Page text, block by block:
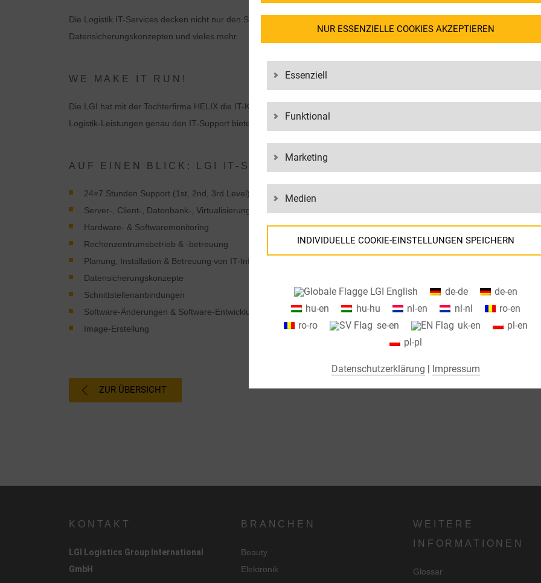
Die Logistik IT-Services decken nicht nur den Support Ihrer Systeme und Applikationen ab, sondern auch das Monitoring
Datensicherungskonzepten und vieles mehr.
WE MAKE IT RUN!
Die LGI hat mit der Tochterfirma HELIX die IT-Kompetenz im Haus. HELIX hat seine Kernkompetenzen in Entwicklung
Logistik-Leistungen genau den IT-Support bieten, der für Ihre Abwicklung notwendig ist.
AUF EINEN BLICK: LGI IT-SERVICES
24×7 Stunden Support (1st, 2nd, 3rd Level)
Server-, Client-, Datenbank-, Virtualisierung- & Applikationssupport
Hardware- & Softwaremonitoring
Rechenzentrumsbetrieb & -betreuung
Planung, Installation & Betreuung von IT-Infrastrukturen
Datensicherungskonzepte
Schnittstellenanbindungen
Software-Änderungen & Software-Entwicklung
Image-Erstellung
Logistik- und IT-Kompetenz
Für Sie arbeiten erfahrene
objektiven Blick auf die
Wir kümmern uns um Ihre IT-
ZUR ÜBERSICHT
KONTAKT
LGI Logistics Group International
GmbH
BRANCHEN
Beauty
Elektronik
WEITERE
INFORMATIONEN
Glossar
NUR ESSENZIELLE COOKIES AKZEPTIEREN
Essenziell
Funktional
Marketing
Medien
INDIVIDUELLE COOKIE-EINSTELLUNGEN SPEICHERN
Datenübertragung in die USA bei der Nutzung von Google-Diensten.
Wir verwenden Cookies auf unserer Website. Einige Cookies sind
absolut notwendig, um unsere Website zu betreiben ("essential"). Alle
anderen Cookies werden nur gesetzt, wenn Sie ihrer Verwendung
Über die Auswahl bestimmter Cookies in den Akkordeon-Elementen
statistische Auswertung der Website zu erhalten, um die Website und
English de-de
de-en
hu-en
hu-hu nl-en nl-nl
ro-en
ro-ro
se-en uk-en
pl-en
pl-pl
Datenschutzerklärung | Impressum